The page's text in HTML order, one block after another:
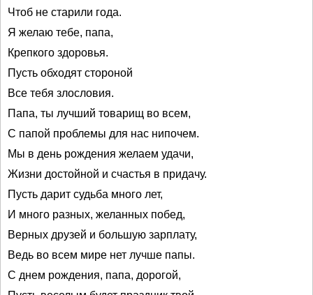
Чтоб не старили года.
Я желаю тебе, папа,
Крепкого здоровья.
Пусть обходят стороной
Все тебя злословия.
Папа, ты лучший товарищ во всем,
С папой проблемы для нас нипочем.
Мы в день рождения желаем удачи,
Жизни достойной и счастья в придачу.
Пусть дарит судьба много лет,
И много разных, желанных побед,
Верных друзей и большую зарплату,
Ведь во всем мире нет лучше папы.
С днем рождения, папа, дорогой,